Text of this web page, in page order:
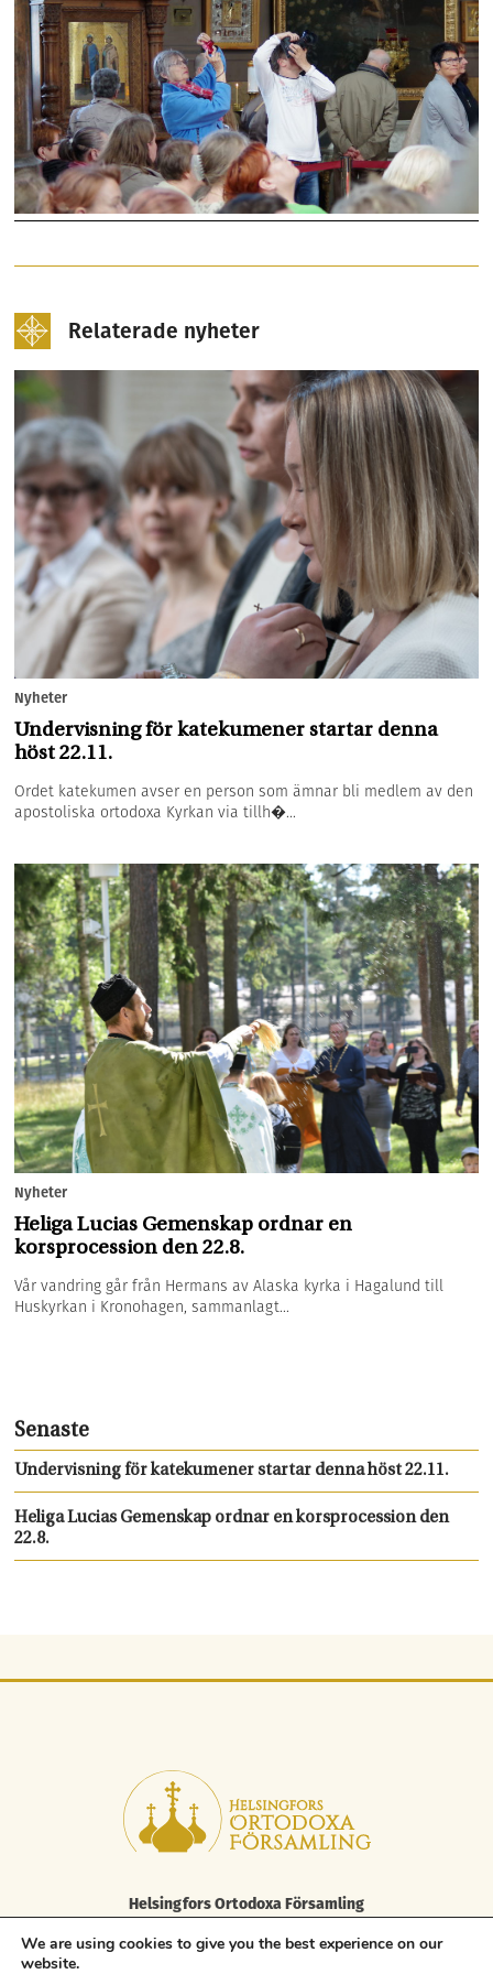
Relaterade nyheter
Nyheter
Undervisning för katekumener startar denna
höst 22.11.
Ordet katekumen avser en person som ämnar bli medlem av den
apostoliska ortodoxa Kyrkan via tillh�...
Nyheter
Heliga Lucias Gemenskap ordnar en
korsprocession den 22.8.
Vår vandring går från Hermans av Alaska kyrka i Hagalund till
Huskyrkan i Kronohagen, sammanlagt...
Senaste
Undervisning för katekumener startar denna höst 22.11.
Heliga Lucias Gemenskap ordnar en korsprocession den
22.8.
Helsingfors Ortodoxa Församling
Elisabetsgatan 29 A, 00170 Helsingfors
tfn 09 85 646 100, fax. 09 85 646 250
We are using cookies to give you the best experience on our
website.